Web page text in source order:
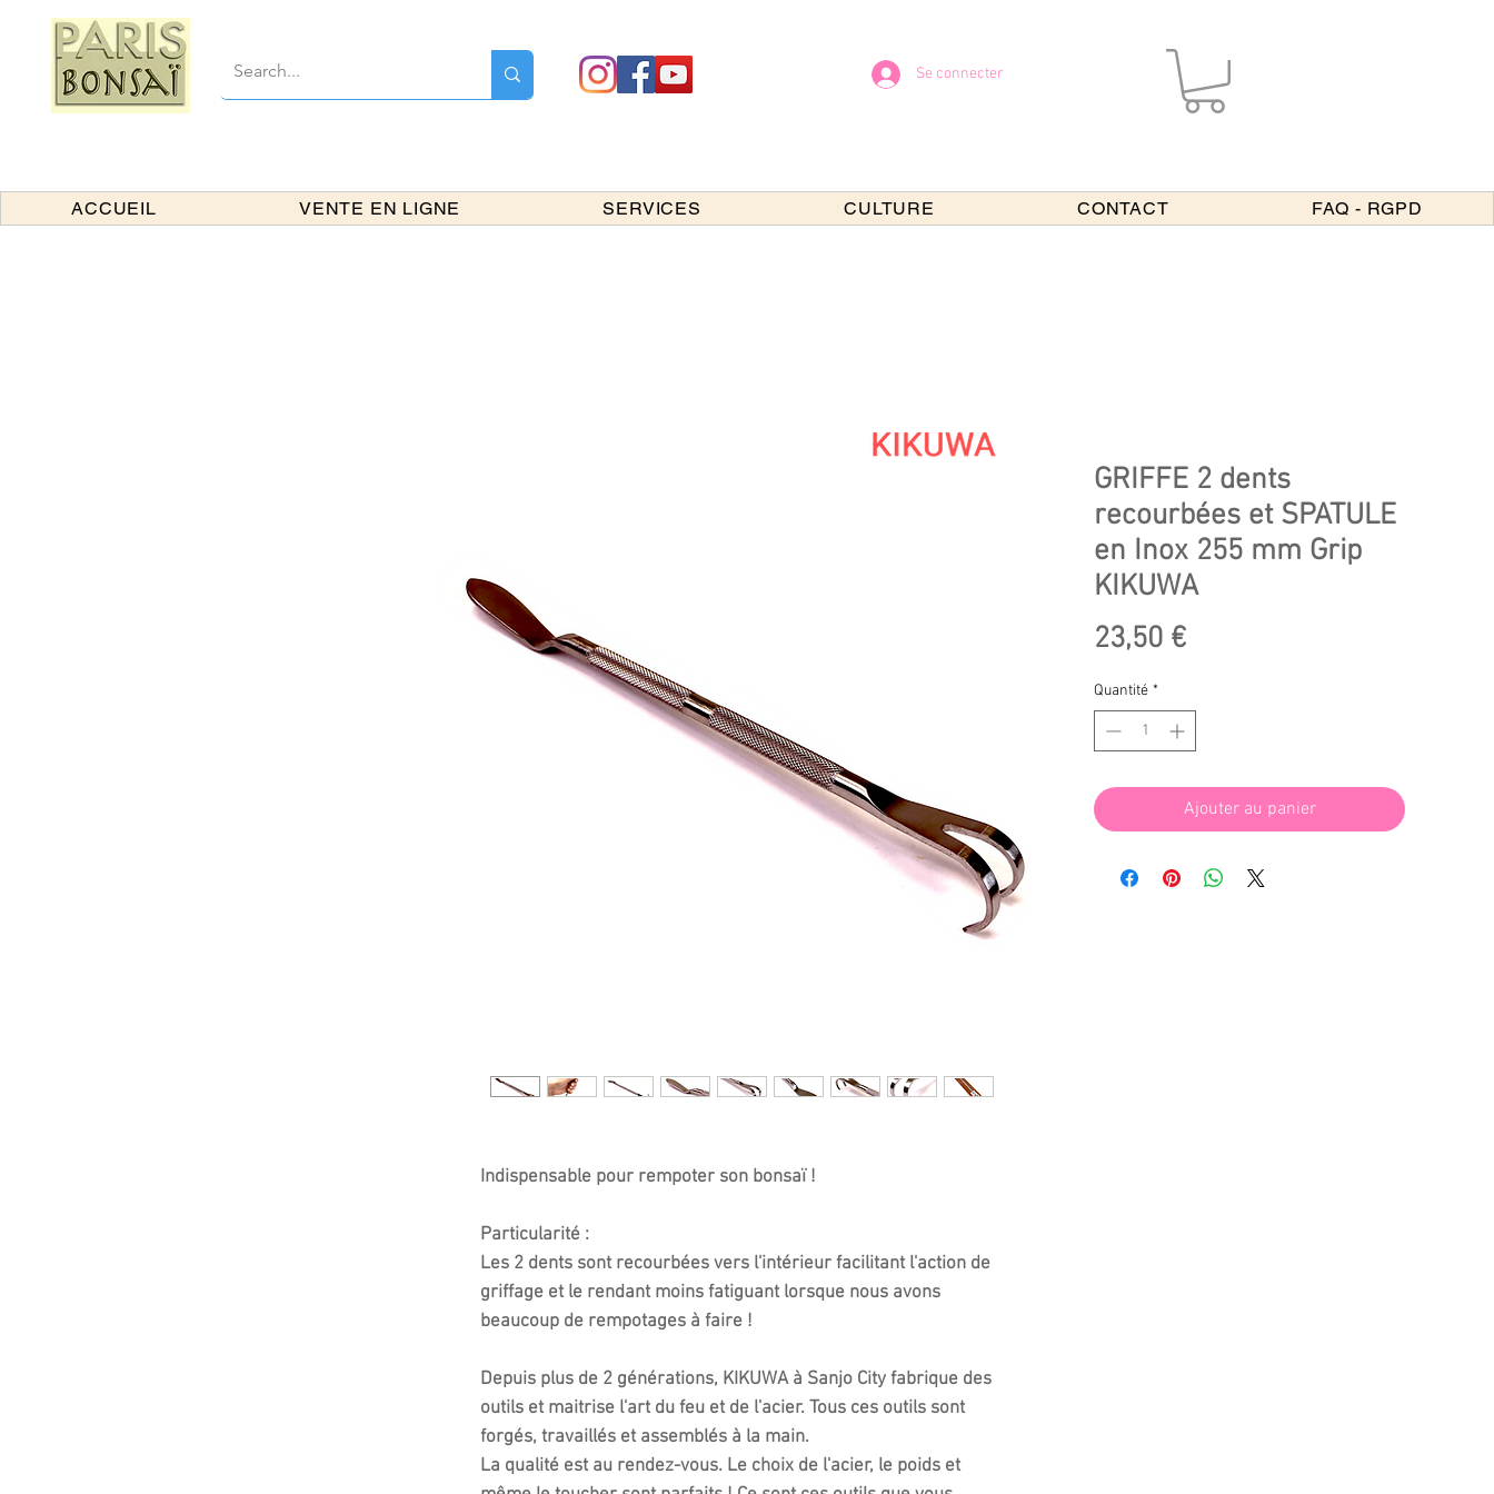
Se connecter
ACCUEIL VENTE EN LIGNE SERVICES CULTURE CONTACT FAQ - RGPD
GRIFFE 2 dents
recourbées et SPATULE
en Inox 255 mm Grip
KIKUWA
23,50 €Prix
Quantité *
Ajouter au panier
Indispensable pour rempoter son bonsaï !
Particularité :
Les 2 dents sont recourbées vers l'intérieur facilitant l'action de
griffage et le rendant moins fatiguant lorsque nous avons
beaucoup de rempotages à faire !
Depuis plus de 2 générations, KIKUWA à Sanjo City fabrique des
outils et maitrise l'art du feu et de l'acier. Tous ces outils sont
forgés, travaillés et assemblés à la main.
La qualité est au rendez-vous. Le choix de l'acier, le poids et